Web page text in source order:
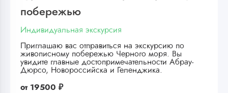
побережью
Индивидуальная экскурсия
Приглашаю вас отправиться на экскурсию по
живописному побережью Черного моря. Вы
увидите главные достопримечательности Абрау-
Дюрсо, Новороссийска и Геленджика.
от 19500 ₽